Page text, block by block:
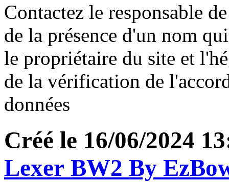
Contactez le responsable
de la présence d'un nom
le propriétaire du site et
de la vérification de
données
Créé le 16/06/2024
Lexer BW2 By